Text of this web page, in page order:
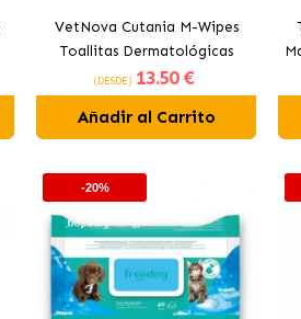
VetNova Cutania M-Wipes
Toallitas Dermatológicas
para Perros y Gatos
(DESDE) 13.50 €
Añadir al Carrito
-20%